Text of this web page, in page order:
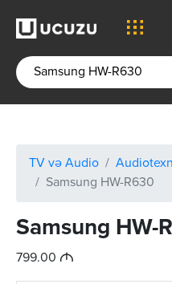
TV və Audio
Samsung HW-R630
Samsung HW-
799.00 M